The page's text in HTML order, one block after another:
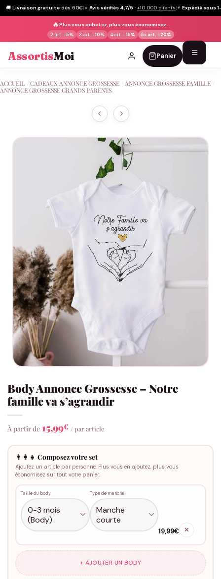
🚚 Livraison gratuite dès 60€|⭐ Avis vérifiés 4,7/5 · +10 000 clients|⚡ Expédié sous
🔥Plus vous achetez, plus vous économisez :
2 art. -5% 3 art. -10% 4 art. -15% 5+ art. -20%
AssortisMoi Panier
au
ACCUEIL CADEAUX ANNONCE GROSSESSE ANNONCE GROSSESSE FAMILLE
ANNONCE GROSSESSE GRANDS PARENTS
Body Annonce Grossesse – Notre
famille va s’agrandir
À partir de 15,99€ / par article
👨‍👩‍👧 Composez votre set
Ajoutez un article par personne. Plus vous en ajoutez, plus vous
économisez sur tout votre panier.
Taille du body Type de manche
19,99€ ✕
+ AJOUTER UN BODY